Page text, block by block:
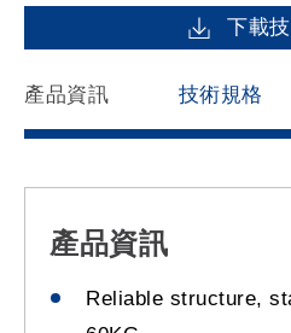
下載
產品資訊 技術規格
產品資訊
Reliable structure,